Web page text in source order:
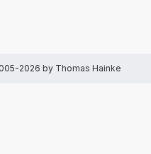
2026 by Thomas Hainke